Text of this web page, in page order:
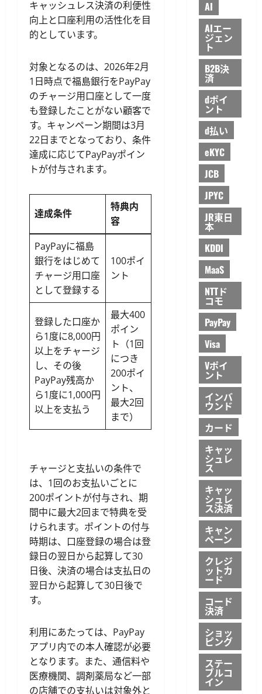
キャッシュレス決済の利便性
向上と口座利用の活性化を目
的としています。
対象となるのは、2026年2月
1日時点で福島銀行をPayPay
のチャージ用口座として一度
も登録したことがない顧客で
す。キャンペーン期間は3月
22日までとなっており、条件
達成に応じてPayPayポイン
トが付与されます。
達成条件
特典内
容
PayPayに福島
銀行をはじめて
チャージ用口座
として登録する
100ポイ
ント
登録した口座か
ら1度に8,000円
以上をチャージ
し、その後
PayPay残高か
ら1度に1,000円
以上を支払う
最大400
ポイン
ト（1回
につき
200ポイ
ント、
最大2回
まで）
チャージと支払いの条件で
は、1回のお支払いごとに
200ポイントが付与され、期
間中に最大2回まで特典を受
けられます。ポイントの付与
時期は、口座登録の場合は登
録日の翌日から起算して30
日後、決済の場合は支払日の
翌日から起算して30日後で
す。
利用にあたっては、PayPay
アプリ内での本人確認が必要
となります。また、通信料や
医療機関、調剤薬局など一部
の店舗での支払いは対象外と
AI
AIエー
ジェン
ト
B2B決
済
dポイ
ント
d払い
eKYC
JCB
JPYC
JR東日
本
KDDI
MaaS
NTTド
コモ
PayPay
Visa
Vポイ
ント
インバ
ウンド
カード
キャッ
シュレ
ス
キャッ
シュレ
ス決済
キャン
ペーン
クレジ
ットカ
ード
コード
決済
ショッ
ピング
ステー
ブルコ
イン